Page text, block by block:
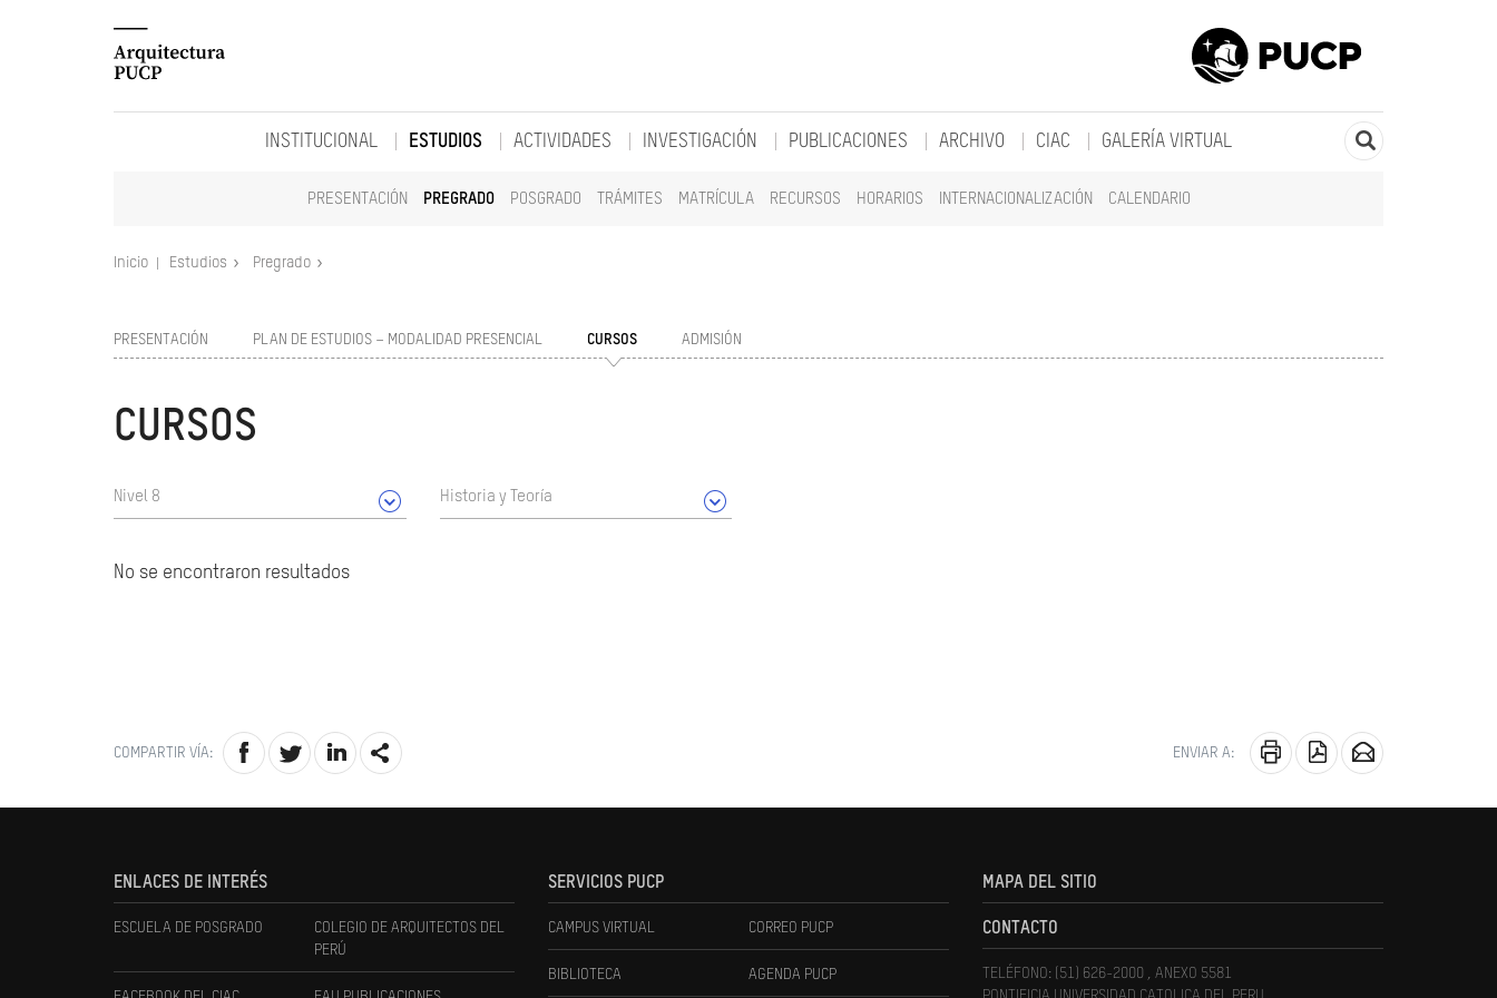
INSTITUCIONAL ESTUDIOS
PRESENTACIÓN PREGRADO POSGRADO TRÁMITES MATRÍCULA RECURSOS HORARIOS INTERNACIONALIZACIÓN CALENDARIO
ACTIVIDADES INVESTIGACIÓN PUBLICACIONES ARCHIVO CIAC GALERÍA VIRTUAL
Inicio Estudios Pregrado
PRESENTACIÓN PLAN DE ESTUDIOS – MODALIDAD PRESENCIAL CURSOS ADMISIÓN
CURSOS
Nivel 8 Historia y Teoría
No se encontraron resultados
COMPARTIR VÍA: ENVIAR A:
ENLACES DE INTERÉS
ESCUELA DE POSGRADO
COLEGIO DE ARQUITECTOS DEL
PERÚ
SERVICIOS PUCP
CAMPUS VIRTUAL CORREO PUCP
BIBLIOTECA AGENDA PUCP
MAPA DEL SITIO
CONTACTO
TELÉFONO: (51) 626-2000 , ANEXO 5581